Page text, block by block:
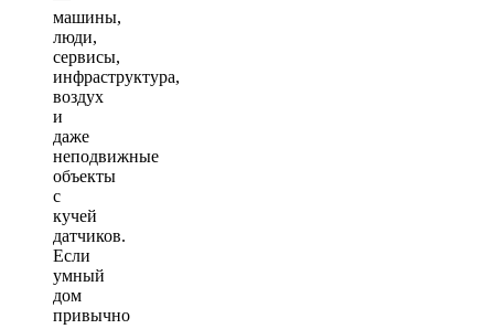
машины,
люди,
сервисы,
инфраструктура,
воздух
и
даже
неподвижные
объекты
с
кучей
датчиков.
Если
умный
дом
привычно